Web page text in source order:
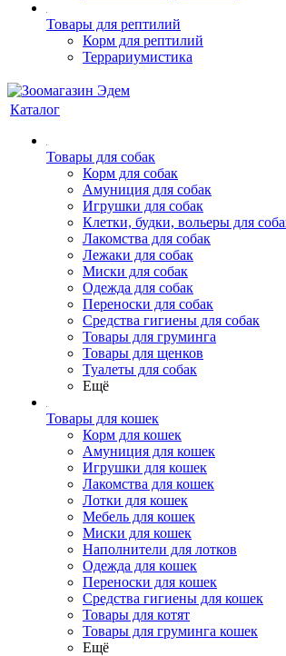
Товары для рептилий
Корм для рептилий
Террариумистика
Каталог
Товары для собак
Корм для собак
Амуниция для собак
Игрушки для собак
Клетки, будки, вольеры для
Лакомства для собак
Лежаки для собак
Миски для собак
Одежда для собак
Переноски для собак
Средства гигиены для собак
Товары для груминга
Товары для щенков
Туалеты для собак
Ещё
Товары для кошек
Корм для кошек
Амуниция для кошек
Игрушки для кошек
Лакомства для кошек
Лотки для кошек
Мебель для кошек
Миски для кошек
Наполнители для лотков
Одежда для кошек
Переноски для кошек
Средства гигиены для кошек
Товары для котят
Товары для груминга кошек
Ещё